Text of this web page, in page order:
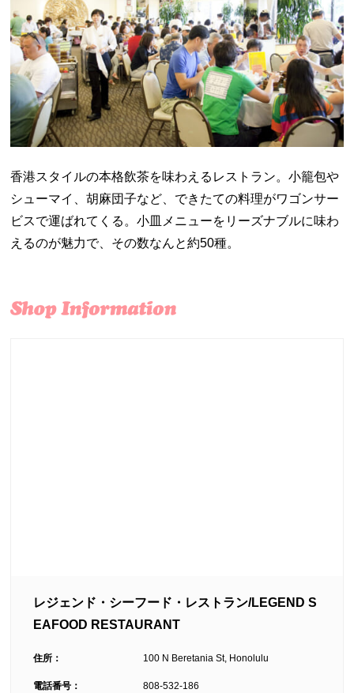
香港スタイルの本格飲茶を味わえるレストラン。小籠包や
シューマイ、胡麻団子など、できたての料理がワゴンサー
ビスで運ばれてくる。小皿メニューをリーズナブルに味わ
えるのが魅力で、その数なんと約50種。
レジェンド・シーフード・レストラン/LEGEND S
EAFOOD RESTAURANT
住所： 100 N Beretania St, Honolulu
電話番号： 808-532-186